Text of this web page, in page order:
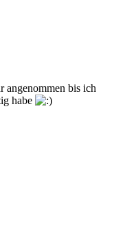
angenommen bis ich
habe